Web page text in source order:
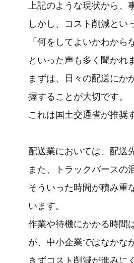
上記のような現状から、
しかし、コスト削減とい
「何をしてよいかわから
といった声も多く聞かれ
まずは、日々の配送にか
握することが大切です。
これは国土交通省が推奨
配送業においては、配送
また、トラックバースの
そういった時間が積み重
います。
作業や待機にかかる時間
が、中小企業ではなかな
きずコスト削減が進みに